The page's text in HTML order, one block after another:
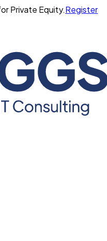
Private Equity.Register